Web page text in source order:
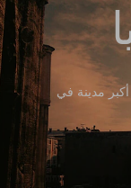
مدينة في